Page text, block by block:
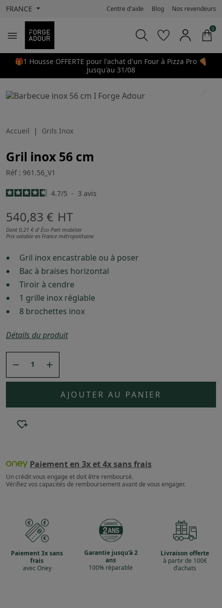
FRANCE Centre d'aide Blog Nos revendeurs

0
🎁1 Housse OFFERTE pour l'achat d'un Four à Pizza Pro 🍕
Jusqu'au 31/08
Accueil Grils Inox
Gril inox 56 cm
Réf : 961.56_V1
4.7/5 - 3 avis
540,83 € HT
Dont 0,21 € d’ Éco Part mobilier
Prix valable en France métropolitaine
Gril inox encastrable ou à poser
Bac à braises horizontal
Tiroir à cendre
1 grille inox réglable
8 brochettes inox
Détails du produit
 
AJOUTER AU PANIER
Paiement en 3x et 4x sans frais
Un crédit vous engage et doit être remboursé.
Vérifiez vos capacités de remboursement avant de vous engager.
Paiement 3x sans
frais
avec Oney
Garantie jusqu’à 2
ans
100% réparable
Livraison offerte
à partir de 100€
d’achats